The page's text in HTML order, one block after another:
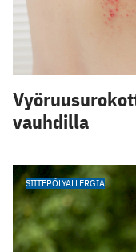
vauhdilla
SIITEPÖLYALLERGIA